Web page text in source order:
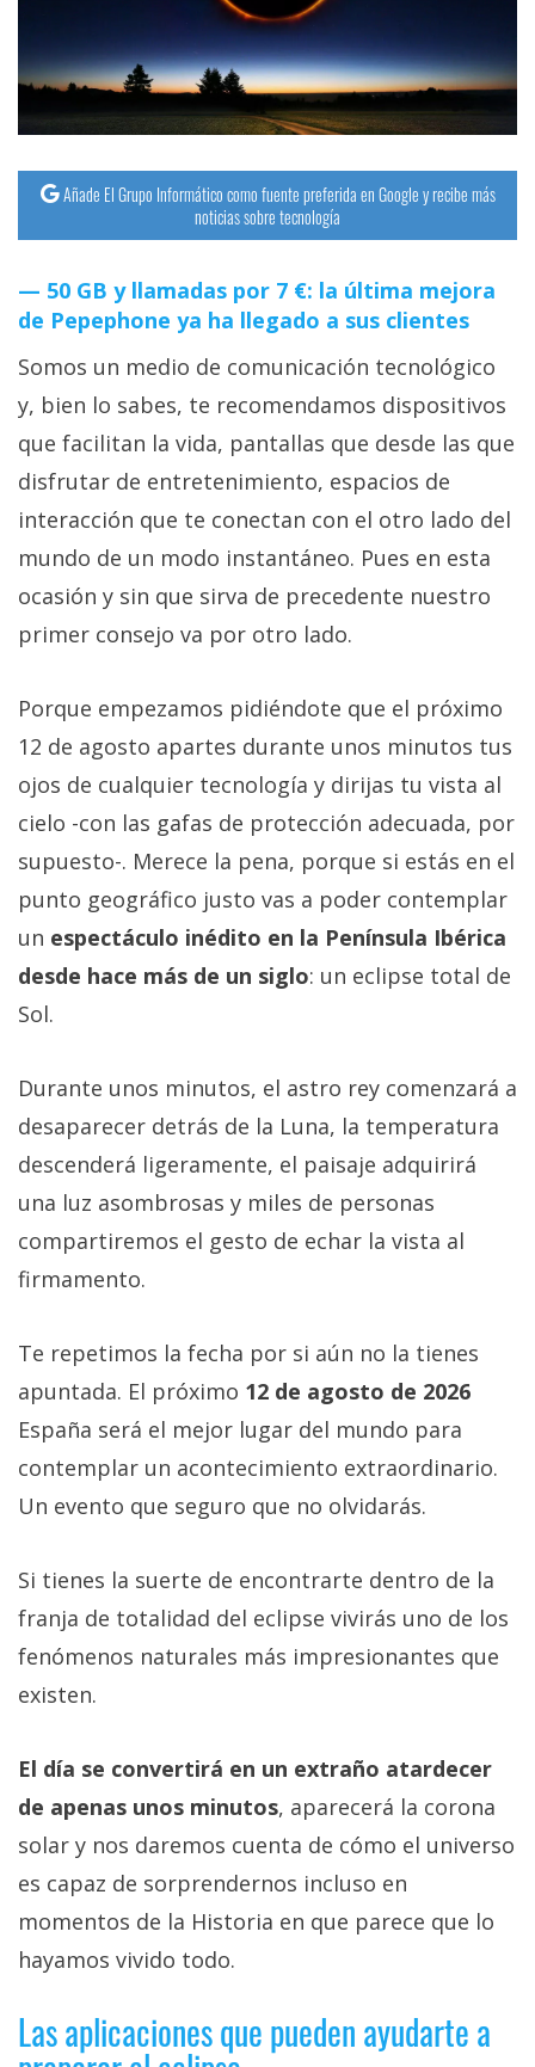
Añade El Grupo Informático como fuente preferida en Google y recibe más
noticias sobre tecnología
50 GB y llamadas por 7 €: la última mejora
de Pepephone ya ha llegado a sus clientes
Somos un medio de comunicación tecnológico
y, bien lo sabes, te recomendamos dispositivos
que facilitan la vida, pantallas que desde las que
disfrutar de entretenimiento, espacios de
interacción que te conectan con el otro lado del
mundo de un modo instantáneo. Pues en esta
ocasión y sin que sirva de precedente nuestro
primer consejo va por otro lado.
Porque empezamos pidiéndote que el próximo
12 de agosto apartes durante unos minutos tus
ojos de cualquier tecnología y dirijas tu vista al
cielo -con las gafas de protección adecuada, por
supuesto-. Merece la pena, porque si estás en el
punto geográfico justo vas a poder contemplar
un espectáculo inédito en la Península Ibérica
desde hace más de un siglo: un eclipse total de
Sol.
Durante unos minutos, el astro rey comenzará a
desaparecer detrás de la Luna, la temperatura
descenderá ligeramente, el paisaje adquirirá
una luz asombrosas y miles de personas
compartiremos el gesto de echar la vista al
firmamento.
Te repetimos la fecha por si aún no la tienes
apuntada. El próximo 12 de agosto de 2026
España será el mejor lugar del mundo para
contemplar un acontecimiento extraordinario.
Un evento que seguro que no olvidarás.
Si tienes la suerte de encontrarte dentro de la
franja de totalidad del eclipse vivirás uno de los
fenómenos naturales más impresionantes que
existen.
El día se convertirá en un extraño atardecer
de apenas unos minutos, aparecerá la corona
solar y nos daremos cuenta de cómo el universo
es capaz de sorprendernos incluso en
momentos de la Historia en que parece que lo
hayamos vivido todo.
Las aplicaciones que pueden ayudarte a